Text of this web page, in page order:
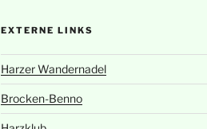
EXTERNE LINKS
Harzer Wandernadel
Brocken-Benno